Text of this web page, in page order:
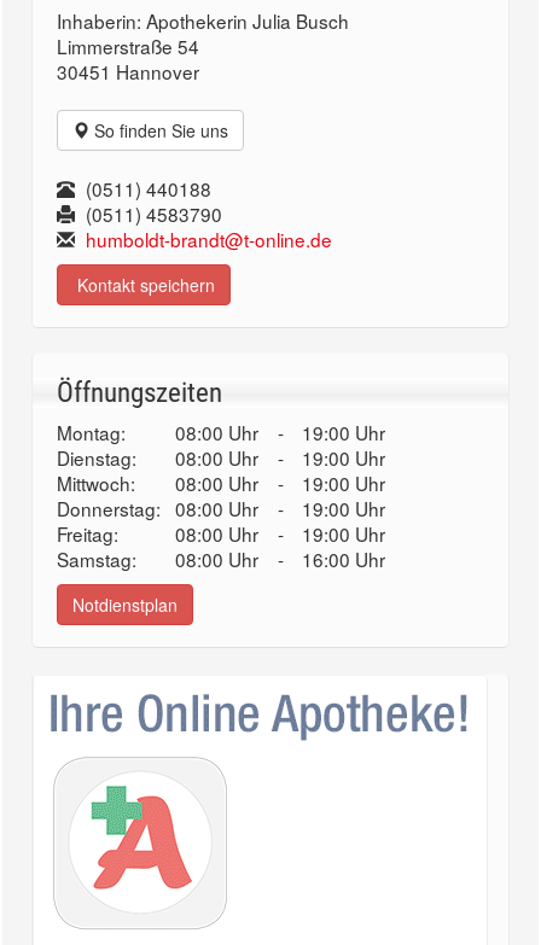
Inhaberin: Apothekerin Julia Busch
Limmerstraße 54
30451 Hannover
So finden Sie uns
(0511) 440188
(0511) 4583790
humboldt-brandt@t-online.de
Kontakt speichern
Öffnungszeiten
Montag: 08:00 Uhr -
19:00 Uhr
Dienstag:
08:00 Uhr -
19:00 Uhr
Mittwoch:
08:00 Uhr -
19:00 Uhr
Donnerstag: 08:00 Uhr -
19:00 Uhr
Freitag:
08:00 Uhr -
19:00 Uhr
Samstag:
08:00 Uhr - 16:00 Uhr
Notdienstplan